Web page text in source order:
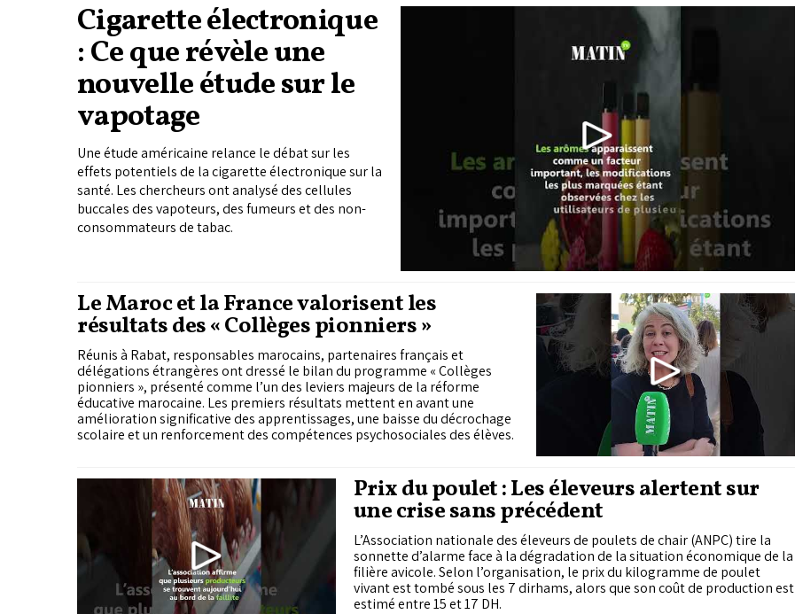
Cigarette électronique
: Ce que révèle une
nouvelle étude sur le
vapotage
Une étude américaine relance le débat sur les
effets potentiels de la cigarette électronique sur la
santé. Les chercheurs ont analysé des cellules
buccales des vapoteurs, des fumeurs et des non-
consommateurs de tabac.
Le Maroc et la France valorisent les
résultats des « Collèges pionniers »
Réunis à Rabat, responsables marocains, partenaires français et
délégations étrangères ont dressé le bilan du programme « Collèges
pionniers », présenté comme l’un des leviers majeurs de la réforme
éducative marocaine. Les premiers résultats mettent en avant une
amélioration significative des apprentissages, une baisse du décrochage
scolaire et un renforcement des compétences psychosociales des élèves.
Prix du poulet : Les éleveurs alertent sur
une crise sans précédent
L’Association nationale des éleveurs de poulets de chair (ANPC) tire la
sonnette d’alarme face à la dégradation de la situation économique de la
filière avicole. Selon l’organisation, le prix du kilogramme de poulet
vivant est tombé sous les 7 dirhams, alors que son coût de production est
estimé entre 15 et 17 DH.